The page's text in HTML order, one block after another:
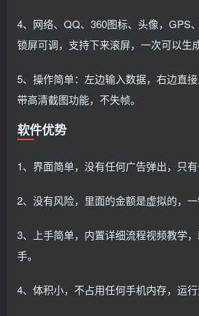
4、网络、QQ、360图标、头像，GPS
锁屏可调，支持下来滚屏，一次可以生
5、操作简单：左边输入数据，右边直
带高清截图功能，不失帧。
软件优势
1、界面简单，没有任何广告弹出，只有
2、没有风险，里面的金额是虚拟的，一
3、上手简单，内置详细流程视频教学
手。
4、体积小，不占用任何手机内存，运行